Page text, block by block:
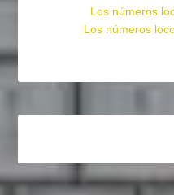
Los números
Los números